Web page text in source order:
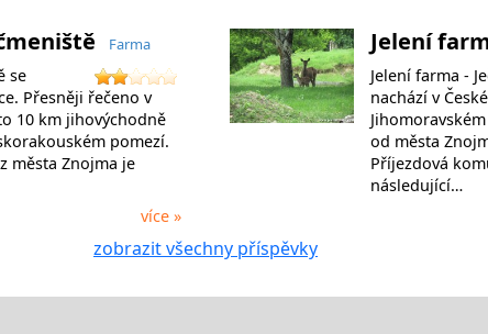
Farma
se
Přesněji řečeno v
10 km jihovýchodně
pomezí.
města Znojma je
více »
Jelení
Jelení farma -
nachází v
od města
Příjezdová
následující…
zobrazit všechny příspěvky